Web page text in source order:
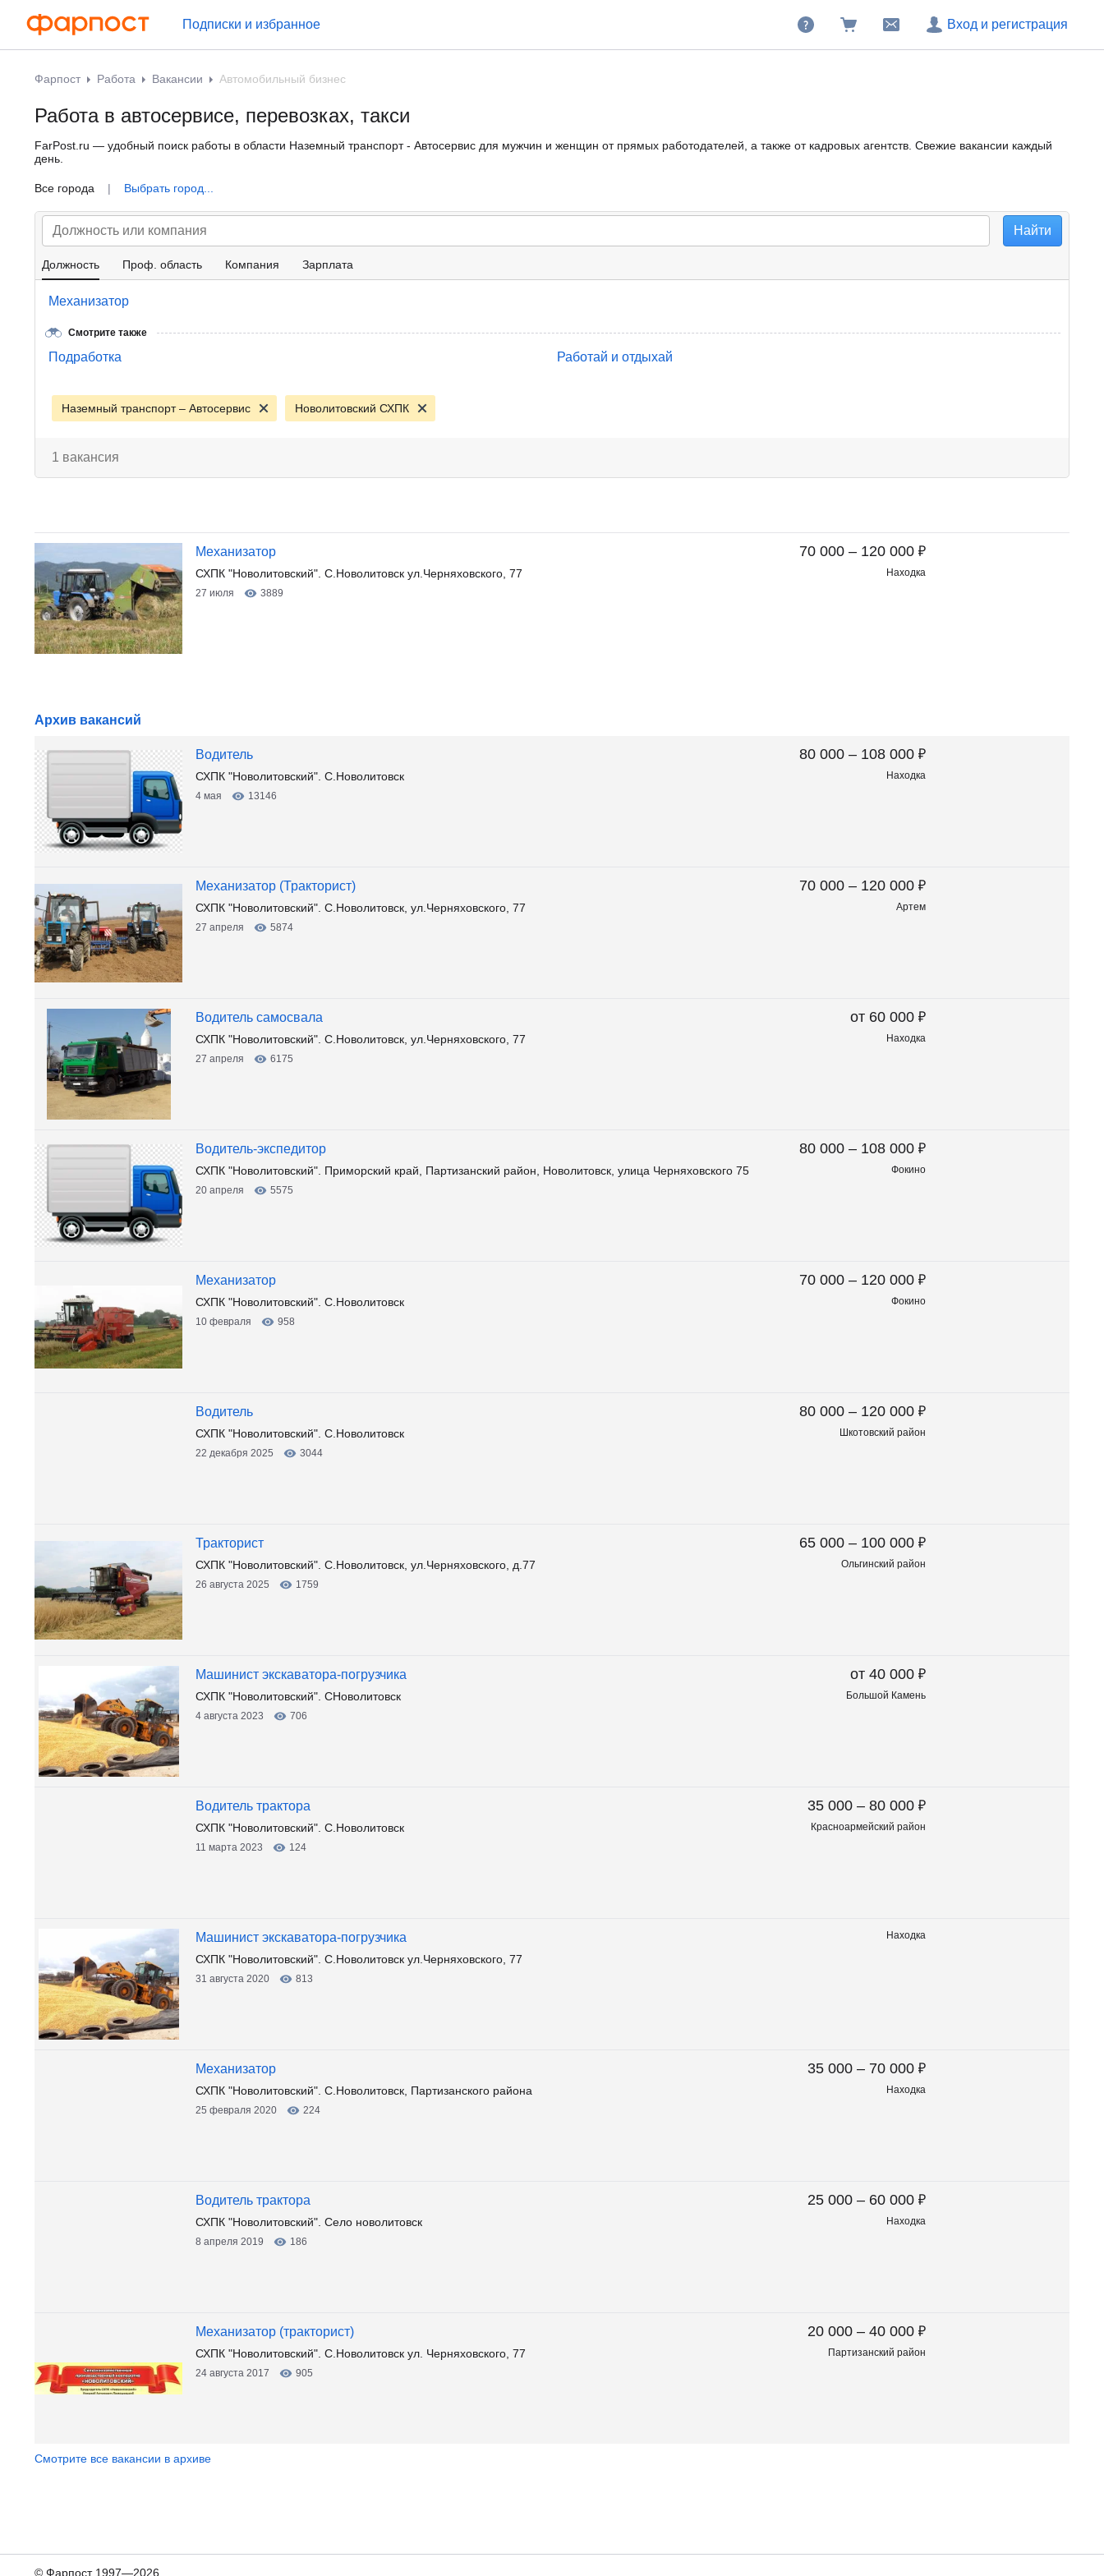
Подписки и избранное Вход и регистрация
Фарпост Работа Вакансии Автомобильный бизнес
Работа в автосервисе, перевозках, такси
FarPost.ru — удобный поиск работы в области Наземный транспорт - Автосервис для мужчин и женщин от прямых работодателей, а также от кадровых агентств. Свежие вакансии каждый
день.
Все города | Выбрать город...
Должность Проф. область Компания Зарплата
Механизатор
Смотрите также
Подработка Работай и отдыхай
Наземный транспорт – Автосервис Новолитовский СХПК
1 вакансия
70 000 – 120 000 ₽
Находка
Механизатор
СХПК "Новолитовский". С.Новолитовск ул.Черняховского, 77
27 июля 3889
Архив вакансий
80 000 – 108 000 ₽
Находка
Водитель
СХПК "Новолитовский". С.Новолитовск
4 мая 13146
70 000 – 120 000 ₽
Артем
Механизатор (Тракторист)
СХПК "Новолитовский". С.Новолитовск, ул.Черняховского, 77
27 апреля 5874
от 60 000 ₽
Находка
Водитель самосвала
СХПК "Новолитовский". С.Новолитовск, ул.Черняховского, 77
27 апреля 6175
80 000 – 108 000 ₽
Фокино
Водитель-экспедитор
СХПК "Новолитовский". Приморский край, Партизанский район, Новолитовск, улица Черняховского 75
20 апреля 5575
70 000 – 120 000 ₽
Фокино
Механизатор
СХПК "Новолитовский". С.Новолитовск
10 февраля 958
80 000 – 120 000 ₽
Шкотовский район
Водитель
СХПК "Новолитовский". С.Новолитовск
22 декабря 2025 3044
65 000 – 100 000 ₽
Ольгинский район
Тракторист
СХПК "Новолитовский". С.Новолитовск, ул.Черняховского, д.77
26 августа 2025 1759
от 40 000 ₽
Большой Камень
Машинист экскаватора-погрузчика
СХПК "Новолитовский". СНоволитовск
4 августа 2023 706
35 000 – 80 000 ₽
Красноармейский район
Водитель трактора
СХПК "Новолитовский". С.Новолитовск
11 марта 2023 124
Находка
Машинист экскаватора-погрузчика
СХПК "Новолитовский". С.Новолитовск ул.Черняховского, 77
31 августа 2020 813
35 000 – 70 000 ₽
Находка
Механизатор
СХПК "Новолитовский". С.Новолитовск, Партизанского района
25 февраля 2020 224
25 000 – 60 000 ₽
Находка
Водитель трактора
СХПК "Новолитовский". Село новолитовск
8 апреля 2019 186
20 000 – 40 000 ₽
Партизанский район
Механизатор (тракторист)
СХПК "Новолитовский". С.Новолитовск ул. Черняховского, 77
24 августа 2017 905
Смотрите все вакансии в архиве
© Фарпост 1997—2026